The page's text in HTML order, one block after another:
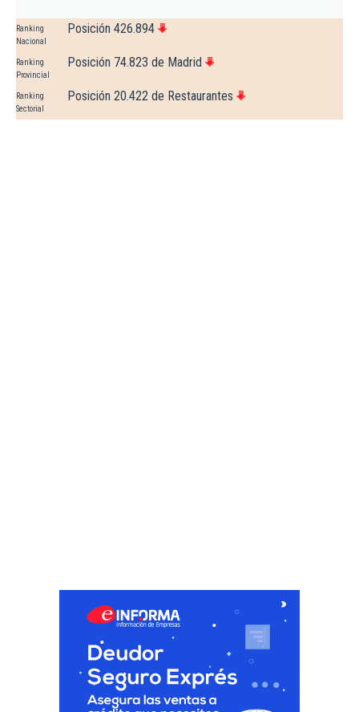
Ranking
Nacional
Posición 426.894
Ranking
Provincial
Posición 74.823 de Madrid
Ranking
Sectorial
Posición 20.422 de Restaurantes